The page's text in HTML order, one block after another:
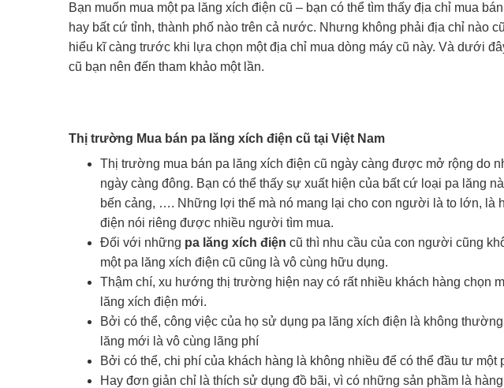
Bạn muốn mua một pa lăng xích điện cũ – bạn có thể tìm thấy địa chỉ mua
hay bất cứ tỉnh, thành phố nào trên cả nước. Nhưng không phải địa chỉ nào
hiểu kĩ càng trước khi lựa chọn một địa chỉ mua dòng máy cũ này. Và dưới
cũ bạn nên đến tham khảo một lần.
Thị trường Mua bán pa lăng xích điện cũ tại Việt Nam
Thị trường mua bán pa lăng xích điện cũ ngày càng được mở rộng do
ngày càng đông. Bạn có thể thấy sự xuất hiện của bất cứ loại pa lăng
bến cảng, …. Những lợi thế mà nó mang lại cho con người là to lớn, là
điện nói riêng được nhiều người tìm mua.
Đối với những pa lăng xích điện cũ thì nhu cầu của con người cũng
một pa lăng xích điện cũ cũng là vô cùng hữu dụng.
Thậm chí, xu hướng thị trường hiện nay có rất nhiều khách hàng chọn
lăng xích điện mới.
Bởi có thể, công việc của họ sử dụng pa lăng xích điện là không
lăng mới là vô cùng lãng phí
Bởi có thể, chi phí của khách hàng là không nhiều để có thể đầu tư một
Hay đơn giản chỉ là thích sử dụng đồ bãi, vì có những sản phầm là